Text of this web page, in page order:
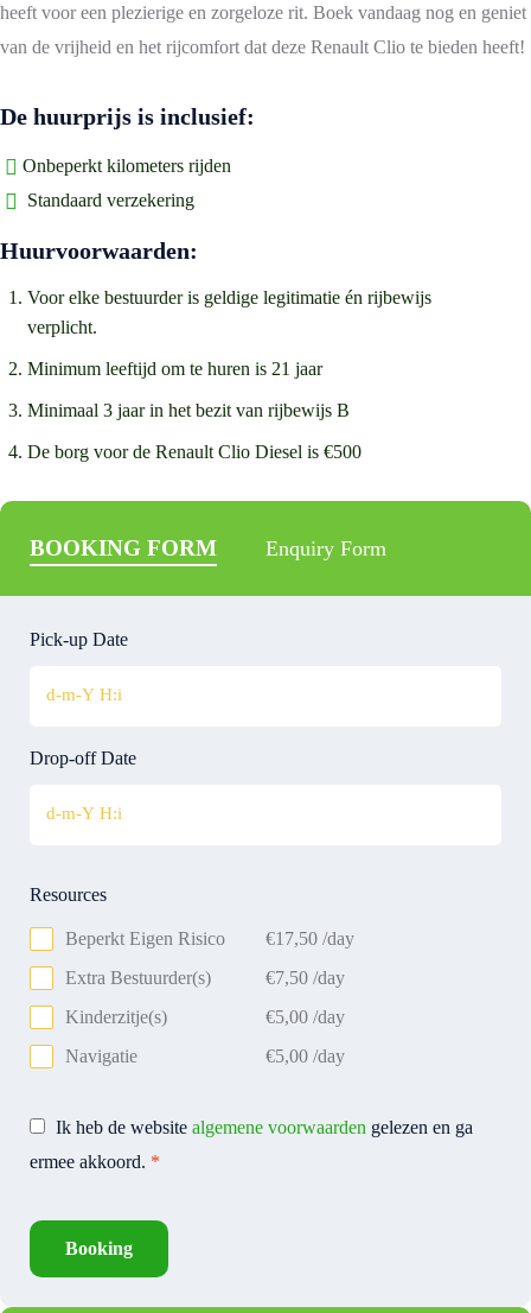
heeft voor een plezierige en zorgeloze rit. Boek vandaag nog en geniet
van de vrijheid en het rijcomfort dat deze Renault Clio te bieden heeft!
De huurprijs is inclusief:
Onbeperkt kilometers rijden
Standaard verzekering
Huurvoorwaarden:
Voor elke bestuurder is geldige legitimatie én rijbewijs
verplicht.
Minimum leeftijd om te huren is 21 jaar
Minimaal 3 jaar in het bezit van rijbewijs B
De borg voor de Renault Clio Diesel is €500
BOOKING FORM Enquiry Form
Pick-up Date
Drop-off Date
Resources
Beperkt Eigen Risico €17,50 /day
Extra Bestuurder(s)
€7,50 /day
Kinderzitje(s)
€5,00 /day
Navigatie
€5,00 /day
Ik heb de website algemene voorwaarden gelezen en ga
ermee akkoord. *
Booking